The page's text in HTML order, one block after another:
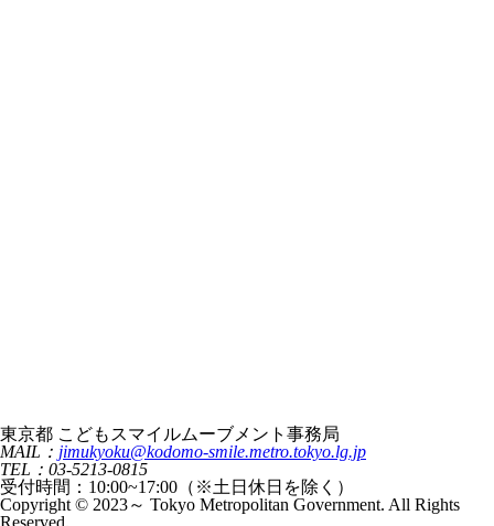
東京都 こどもスマイルムーブメント事務局
MAIL： jimukyoku@kodomo-smile.metro.tokyo.lg.jp
TEL：03-5213-0815
受付時間：10:00~17:00（※土日休日を除く）
Copyright © 2023～ Tokyo Metropolitan Government. All Rights
Reserved.